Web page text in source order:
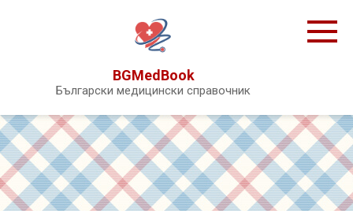
BGMedBook
Български медицински справочник